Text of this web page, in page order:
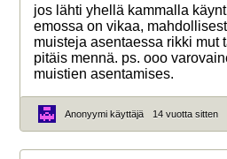
jos lähti yhellä kammalla
emossa on vikaa,
muisteja asentaessa rikki mut
pitäis mennä. ps. ooo
muistien asentamises.
Anonyymi käyttäjä 14 vuotta sitten